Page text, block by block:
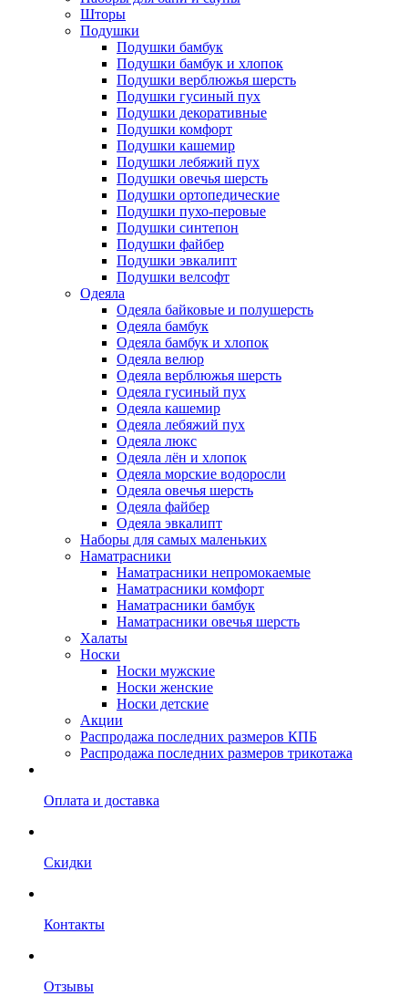
Шторы
Подушки
Подушки бамбук
Подушки бамбук и хлопок
Подушки верблюжья шерсть
Подушки гусиный пух
Подушки декоративные
Подушки комфорт
Подушки кашемир
Подушки лебяжий пух
Подушки овечья шерсть
Подушки ортопедические
Подушки пухо-перовые
Подушки синтепон
Подушки файбер
Подушки эвкалипт
Подушки велсофт
Одеяла
Одеяла байковые и полушерсть
Одеяла бамбук
Одеяла бамбук и хлопок
Одеяла велюр
Одеяла верблюжья шерсть
Одеяла гусиный пух
Одеяла кашемир
Одеяла лебяжий пух
Одеяла люкс
Одеяла лён и хлопок
Одеяла морские водоросли
Одеяла овечья шерсть
Одеяла файбер
Одеяла эвкалипт
Наборы для самых маленьких
Наматрасники
Наматрасники непромокаемые
Наматрасники комфорт
Наматрасники бамбук
Наматрасники овечья шерсть
Халаты
Носки
Носки мужские
Носки женские
Носки детские
Акции
Распродажа последних размеров КПБ
Распродажа последних размеров трикотажа
Оплата и доставка
Скидки
Контакты
Отзывы